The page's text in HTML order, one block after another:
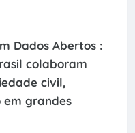
Dados Abertos :
colaboram
civil,
grandes